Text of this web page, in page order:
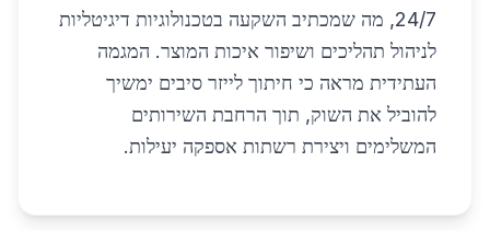
24/7, מה שמכתיב השקעה בטכנולוגיות דיגיטליות
לניהול תהליכים ושיפור איכות המוצר. המגמה
העתידית מראה כי חיתוך לייזר סיבים ימשיך
להוביל את השוק, תוך הרחבת השירותים
המשלימים ויצירת רשתות אספקה יעילות.